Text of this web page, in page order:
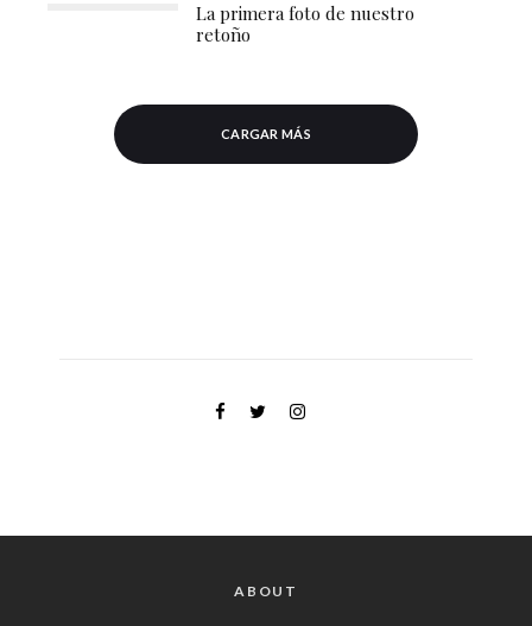
La primera foto de nuestro
retoño
CARGAR MÁS
ABOUT